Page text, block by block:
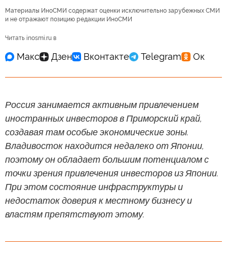
Материалы ИноСМИ содержат оценки исключительно зарубежных СМИ
и не отражают позицию редакции ИноСМИ
Читать inosmi.ru в
Россия занимается активным привлечением
иностранных инвесторов в Приморский край,
создавая там особые экономические зоны.
Владивосток находится недалеко от Японии,
поэтому он обладает большим потенциалом с
точки зрения привлечения инвесторов из Японии.
При этом состояние инфраструктуры и
недостаток доверия к местному бизнесу и
властям препятствуют этому.